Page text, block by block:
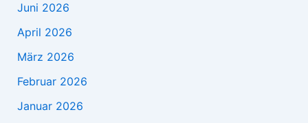
Juni 2026
April 2026
März 2026
Februar 2026
Januar 2026